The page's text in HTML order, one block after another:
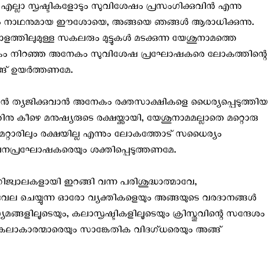
സൃഷ്ടികളോടും സുവിശേഷം പ്രസംഗിക്കുവിന്‍ എന്നു
നാഥനുമായ ഈശോയെ, അങ്ങയെ ഞങ്ങൾ ആരാധിക്കുന്നു.
സകലരും മുട്ടുകള്‍ മടക്കുന്ന യേശുനാമത്തെ
നിറഞ്ഞ അനേകം സുവിശേഷ പ്രഘോഷകരെ ലോകത്തിന്റെ
ഉയർത്തണമേ.
ത്യജിക്കുവാന്‍ അനേകം രക്തസാക്ഷികളെ ധൈര്യപ്പെടുത്തിയ
കീഴെ മനുഷ്യരുടെ രക്ഷയ്ക്കായി, യേശുനാമമല്ലാതെ മറ്റൊരു
മറ്റാരിലും രക്ഷയില്ല എന്നും ലോകത്തോട്‌ സധൈര്യം
ശക്തിപ്പെടുത്തണമേ.
ഇറങ്ങി വന്ന പരിശുദ്ധാത്മാവേ,
ചെയ്യുന്ന ഓരോ വ്യക്തികളെയും അങ്ങയുടെ വരദാനങ്ങൾ
കലാസൃഷ്ടികളിലൂടെയും ക്രിസ്തുവിന്റെ സന്ദേശം
സാങ്കേതിക വിദഗ്ധരെയും അങ്ങ്